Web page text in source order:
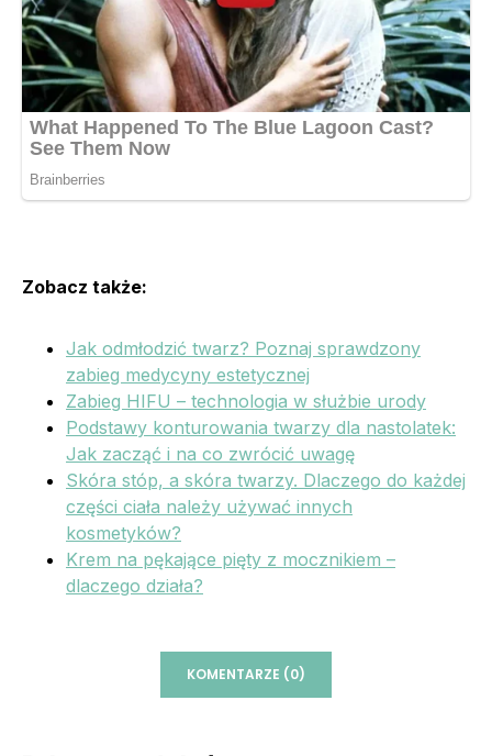
Zobacz także:
Jak odmłodzić twarz? Poznaj sprawdzony
zabieg medycyny estetycznej
Zabieg HIFU – technologia w służbie urody
Podstawy konturowania twarzy dla nastolatek:
Jak zacząć i na co zwrócić uwagę
Skóra stóp, a skóra twarzy. Dlaczego do każdej
części ciała należy używać innych
kosmetyków?
Krem na pękające pięty z mocznikiem –
dlaczego działa?
KOMENTARZE (0)